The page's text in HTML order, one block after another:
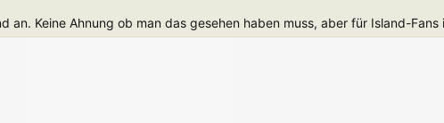
an. Keine Ahnung ob man das gesehen haben muss, aber für Island-Fans